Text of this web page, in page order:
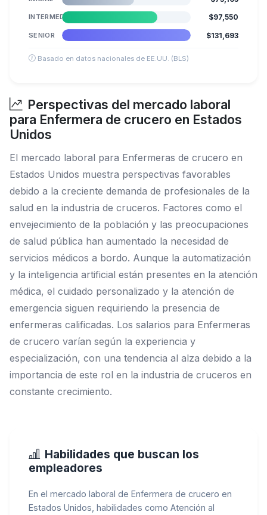
INTERMEDIO $97,550
SENIOR $131,693
Basado en datos nacionales de EE.UU. (BLS)
Perspectivas del mercado laboral
para Enfermera de crucero en Estados
Unidos
El mercado laboral para Enfermeras de crucero en
Estados Unidos muestra perspectivas favorables
debido a la creciente demanda de profesionales de la
salud en la industria de cruceros. Factores como el
envejecimiento de la población y las preocupaciones
de salud pública han aumentado la necesidad de
servicios médicos a bordo. Aunque la automatización
y la inteligencia artificial están presentes en la atención
médica, el cuidado personalizado y la atención de
emergencia siguen requiriendo la presencia de
enfermeras calificadas. Los salarios para Enfermeras
de crucero varían según la experiencia y
especialización, con una tendencia al alza debido a la
importancia de este rol en la industria de cruceros en
constante crecimiento.
Habilidades que buscan los
empleadores
En el mercado laboral de Enfermera de crucero en
Estados Unidos, habilidades como Atención al